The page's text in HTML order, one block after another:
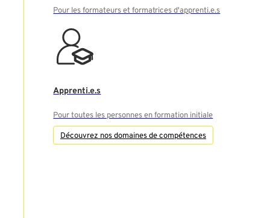
Pour les formateurs et formatrices d'apprenti.e.s
Apprenti.e.s
Pour toutes les personnes en formation initiale
Découvrez nos domaines de compétences